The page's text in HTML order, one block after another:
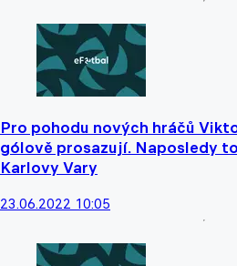
Pro pohodu nových hráčů
gólově prosazují. Naposledy
Karlovy Vary
23.06.2022 10:05